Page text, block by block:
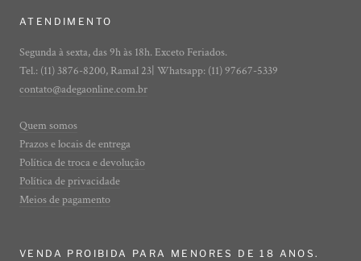
ATENDIMENTO
Segunda à sexta, das 9h às 18h. Exceto Feriados.
Tel.: (11) 3876-8200, Ramal 23| Whatsapp: (11) 97667-5339
contato@adegaonline.com.br
Quem somos
Prazos e locais de entrega
Política de troca e devolução
Política de privacidade
Meios de pagamento
VENDA PROIBIDA PARA MENORES DE 18 ANOS.